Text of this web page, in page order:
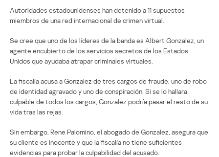
Autoridades estadounidenses han detenido a 11 supuestos
miembros de una red internacional de crimen virtual.
Se cree que uno de los líderes de la banda es Albert Gonzalez, un
agente encubierto de los servicios secretos de los Estados
Unidos que ayudaba atrapar criminales virtuales.
La fiscalía acusa a Gonzalez de tres cargos de fraude, uno de robo
de identidad agravado y uno de conspiración. Si se lo hallara
culpable de todos los cargos, Gonzalez podría pasar el resto de su
vida tras las rejas.
Sin embargo, Rene Palomino, el abogado de Gonzalez, asegura que
su cliente es inocente y que la fiscalía no tiene suficientes
evidencias para probar la culpabilidad del acusado.